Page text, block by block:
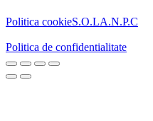
Politica cookieS.O.LA.N.P.C
Politica de confidentialitate